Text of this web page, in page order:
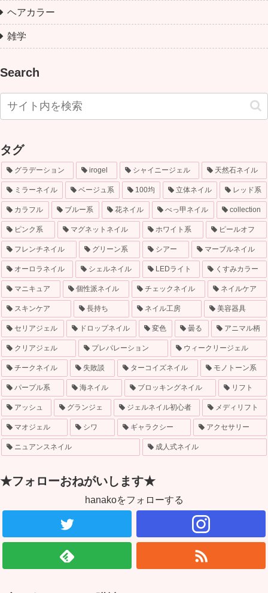
ヘアカラー
雑学
Search
タグ
グラデーション irogel シャイニージェル 天然石ネイル
ミラーネイル ベージュ系 100均 立体ネイル レッド系
カラフル ブルー系 花ネイル べっ甲ネイル collection
ピンク系 マグネットネイル ホワイト系 ピールオフ
フレンチネイル グリーン系 シアー マーブルネイル
オーロラネイル シェルネイル LEDライト くすみカラー
マニキュア 個性派ネイル チェックネイル ネイルケア
スキンケア 長持ち ネイル工房 美容器具
セリアジェル ドロップネイル 変色 曇る アニマル柄
クリアジェル プレパレーション ウィークリージェル
チークネイル 失敗談 ターコイズネイル モノトーン系
パープル系 海ネイル ブロッキングネイル リフト
アッシュ グランジェ ジェルネイル初心者 メディリフト
マオジェル シワ ギャラクシー アクセサリー
ニュアンスネイル 成人式ネイル
★フォローおねがいします★
hanakoをフォローする